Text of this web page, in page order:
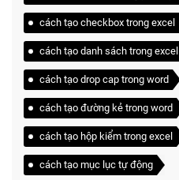
cách tạo checkbox trong excel
cách tạo danh sách trong excel
cách tạo drop cap trong word
cách tạo đường kẻ trong word
cách tạo hộp kiểm trong excel
cách tạo mục lục tự động